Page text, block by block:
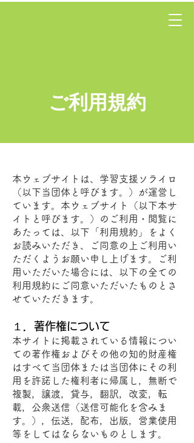
ご利用規約
本ウェブサイトは、学習支援ソライロ
（以下当団体と呼びます。）が運営し
ています。本ウェブサイト（以下本サ
イトと呼びます。）のご利用・閲覧に
あたっては、以下「利用規約」をよく
お読みいただき、ご同意の上ご利用い
ただくようお願い申し上げます。ご利
用いただいた場合には、以下の全ての
利用規約にご同意いただいたものとさ
せていただきます。
１．著作権について
本サイトに掲載されている情報につい
ての著作権およびその他の知的財産権
はすべて当団体または当団体にその利
用を許諾した権利者に帰属し，無断で
複製，譲渡，貸与，翻訳，改変，転
載，公衆送信（送信可能化を含みま
す。），伝送，配布，出版，営業使用
等をしてはならないものとします。